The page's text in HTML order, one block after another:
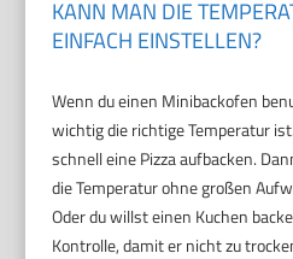
KANN MAN DIE
EINFACH EINSTELLEN?
Wenn du einen Minibackofen
wichtig die richtige Temperatur
schnell eine Pizza aufbacken.
die Temperatur ohne großen
Oder du willst einen Kuchen
Kontrolle, damit er nicht zu